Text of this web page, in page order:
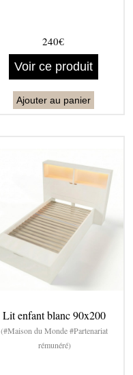
240€
Voir ce produit
Ajouter au panier
Lit enfant blanc 90x200
(#Maison du Monde #Partenariat
rémunéré)